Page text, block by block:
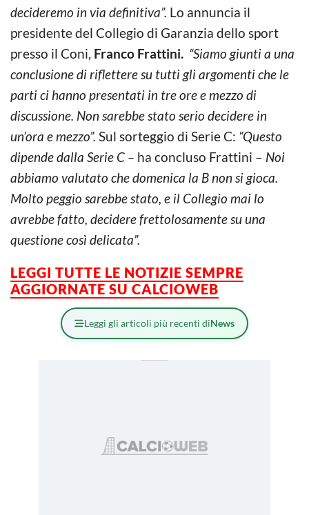
decideremo in via definitiva”. Lo annuncia il
presidente del Collegio di Garanzia dello sport
presso il Coni, Franco Frattini. “Siamo giunti a una
conclusione di riflettere su tutti gli argomenti che le
parti ci hanno presentati in tre ore e mezzo di
discussione. Non sarebbe stato serio decidere in
un’ora e mezzo”. Sul sorteggio di Serie C: “Questo
dipende dalla Serie C – ha concluso Frattini – Noi
abbiamo valutato che domenica la B non si gioca.
Molto peggio sarebbe stato, e il Collegio mai lo
avrebbe fatto, decidere frettolosamente su una
questione così delicata”.
LEGGI TUTTE LE NOTIZIE SEMPRE
AGGIORNATE SU CALCIOWEB
Leggi gli articoli più recenti diNews